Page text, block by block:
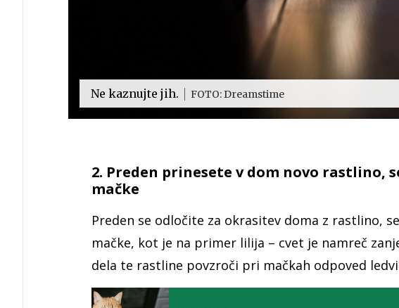
Ne kaznujte jih. FOTO: Dreamstime
2. Preden prinesete v dom novo rastlino,
mačke
Preden se odločite za okrasitev doma z rastlino,
mačke, kot je na primer lilija – cvet je namreč
dela te rastline povzroči pri mačkah odpoved